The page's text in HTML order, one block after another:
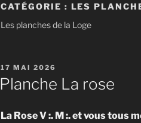
CATÉGORIE : LES
Les planches de la Loge
PUBLIÉ
LE
17 MAI 2026
Planche La rose
La Rose V :. M :. et vous tous